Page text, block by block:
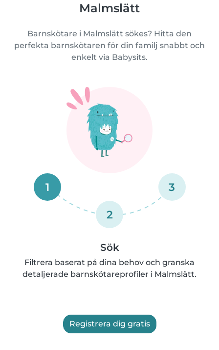
Malmslätt
Barnskötare i Malmslätt sökes? Hitta den
perfekta barnskötaren för din familj snabbt och
enkelt via Babysits.
1
2
3
Sök
Filtrera baserat på dina behov och granska
detaljerade barnskötareprofiler i Malmslätt.
Registrera dig gratis